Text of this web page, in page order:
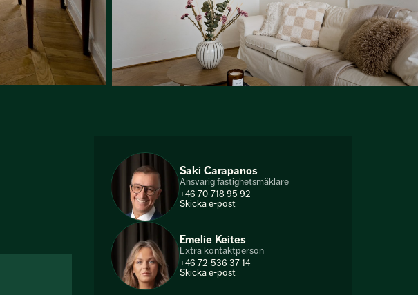
Saki Carapanos
Ansvarig fastighetsmäklare
+46 70-718 95 92
Skicka e-post
Emelie Keites
Extra kontaktperson
+46 72-536 37 14
Skicka e-post